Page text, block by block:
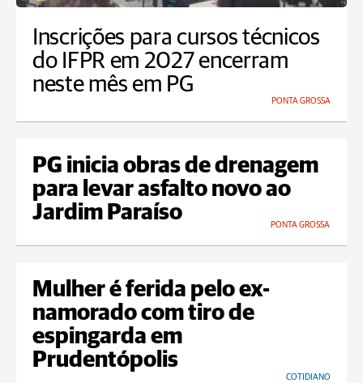
Inscrições para cursos técnicos
do IFPR em 2027 encerram
neste mês em PG
PONTA GROSSA
PG inicia obras de drenagem
para levar asfalto novo ao
Jardim Paraíso
PONTA GROSSA
Mulher é ferida pelo ex-
namorado com tiro de
espingarda em
Prudentópolis
COTIDIANO